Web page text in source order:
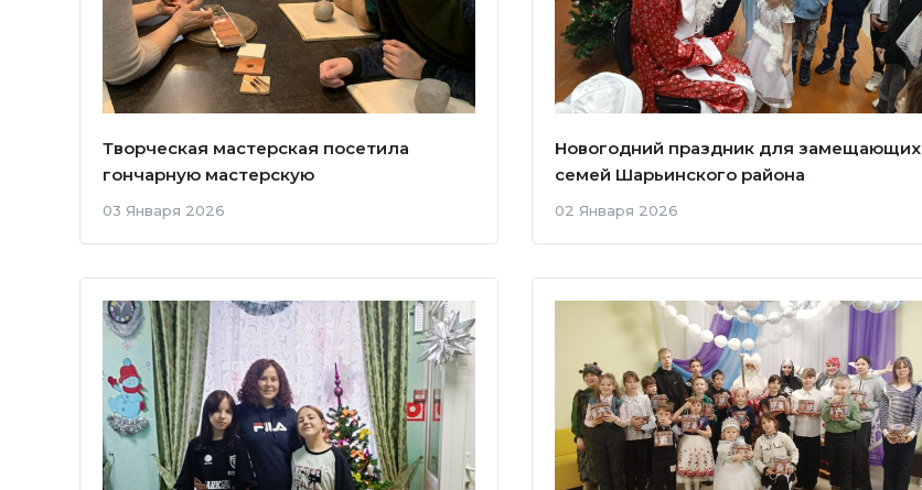
Творческая мастерская посетила
гончарную мастерскую
03 Января 2026
Новогодний праздник для замещающих
семей Шарьинского района
02 Января 2026